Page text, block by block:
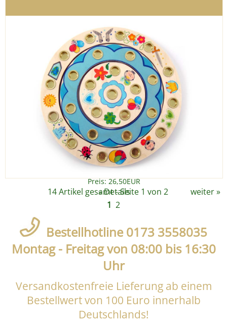
Preis: 26,50EUR
»Details
14 Artikel gesamt - Seite 1 von 2 weiter»
1 2
Bestellhotline 0173 3558035
Montag - Freitag von 08:00 bis 16:30
Uhr
Versandkostenfreie Lieferung ab einem
Bestellwert von 100 Euro innerhalb
Deutschlands!